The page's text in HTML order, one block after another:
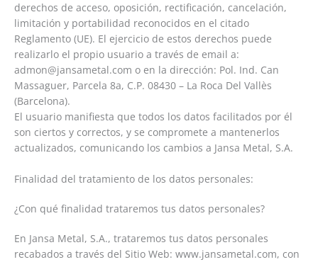
derechos de acceso, oposición, rectificación, cancelación,
limitación y portabilidad reconocidos en el citado
Reglamento (UE). El ejercicio de estos derechos puede
realizarlo el propio usuario a través de email a:
admon@jansametal.com o en la dirección: Pol. Ind. Can
Massaguer, Parcela 8a, C.P. 08430 – La Roca Del Vallès
(Barcelona).
El usuario manifiesta que todos los datos facilitados por él
son ciertos y correctos, y se compromete a mantenerlos
actualizados, comunicando los cambios a Jansa Metal, S.A.
Finalidad del tratamiento de los datos personales:
¿Con qué finalidad trataremos tus datos personales?
En Jansa Metal, S.A., trataremos tus datos personales
recabados a través del Sitio Web: www.jansametal.com, con